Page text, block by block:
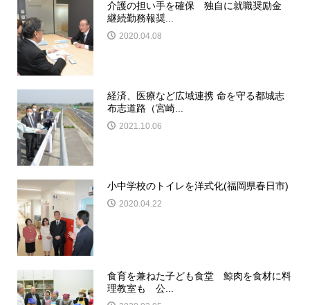
介護の担い手を確保 独自に就職奨励金
継続勤務報奨...
2020.04.08
経済、医療など広域連携 命を守る都城志
布志道路（宮崎...
2021.10.06
小中学校のトイレを洋式化(福岡県春日市)
2020.04.22
食育を兼ねた子ども食堂 鯨肉を食材に料
理教室も 公...